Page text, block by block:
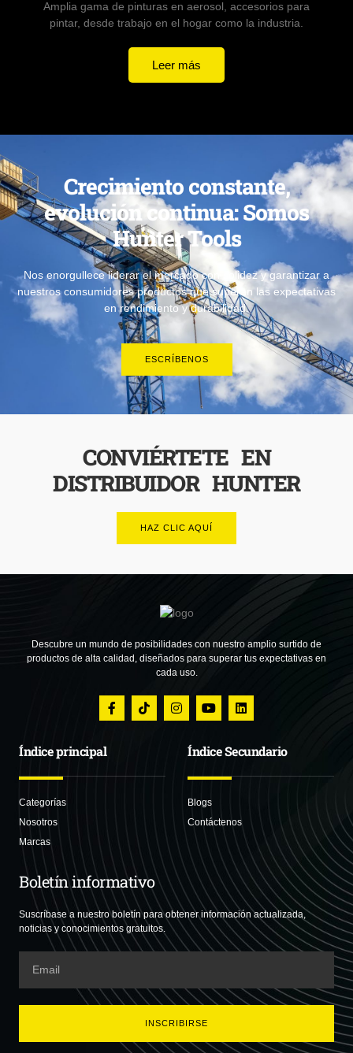
Amplia gama de pinturas en aerosol, accesorios para
pintar, desde trabajo en el hogar como la industria.
Leer más
Crecimiento constante,
evolución continua: Somos
Hunter Tools
Nos enorgullece liderar el mercado con solidez y garantizar a
nuestros consumidores productos que superan las expectativas
en rendimiento y durabilidad.
ESCRÍBENOS
CONVIÉRTETE EN
DISTRIBUIDOR HUNTER
HAZ CLIC AQUÍ
Descubre un mundo de posibilidades con nuestro amplio surtido de
productos de alta calidad, diseñados para superar tus expectativas en
cada uso.
Índice principal
Categorías
Nosotros
Marcas
Índice Secundario
Blogs
Contáctenos
Boletín informativo
Suscríbase a nuestro boletín para obtener información actualizada,
noticias y conocimientos gratuitos.
INSCRIBIRSE